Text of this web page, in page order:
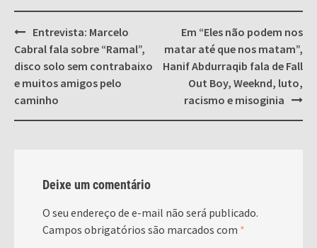
Post
navigation
Entrevista: Marcelo
Cabral fala sobre “Ramal”,
disco solo sem contrabaixo
e muitos amigos pelo
caminho
Em “Eles não podem nos
matar até que nos matam”,
Hanif Abdurraqib fala de Fall
Out Boy, Weeknd, luto,
racismo e misoginia
Deixe um comentário
O seu endereço de e-mail não será publicado.
Campos obrigatórios são marcados com *